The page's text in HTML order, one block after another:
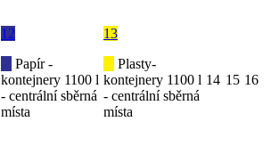
12
Papír -
kontejnery 1100 l
- centrální sběrná
místa
13
Plasty-
kontejnery 1100 l
- centrální sběrná
místa
14 15 16